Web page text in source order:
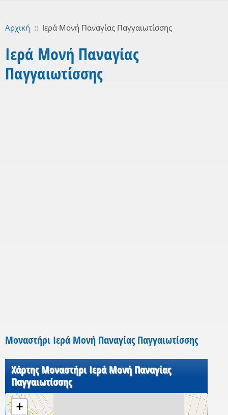
Αρχική :: Iερά Μονή Παναγίας Παγγαιωτίσσης
Iερά Μονή Παναγίας
Παγγαιωτίσσης
Μοναστήρι Iερά Μονή Παναγίας Παγγαιωτίσσης
Χάρτης Μοναστήρι Iερά Μονή Παναγίας
Παγγαιωτίσσης
+